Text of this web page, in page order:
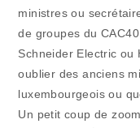
ministres ou
de groupes du
Schneider Electric ou
oublier des anciens
luxembourgeois ou
Un petit coup de